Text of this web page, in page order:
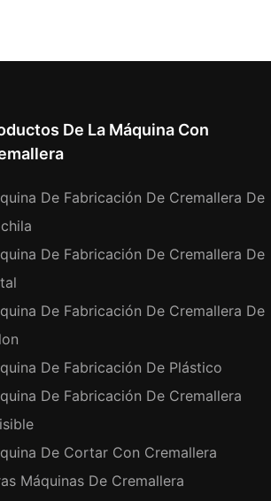
De La Máquina Con
De Fabricación De Cremallera De
De Fabricación De Cremallera De
De Fabricación De Cremallera De
De Fabricación De Plástico
De Fabricación De Cremallera
De Cortar Con Cremallera
Máquinas De Cremallera